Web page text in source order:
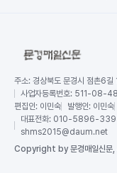
주소: 경상북도 문경시 점촌6길
사업자등록번호: 511-08-
편집인: 이민숙 발행인: 이민숙
대표전화: 010-5896-
shms2015@daum.net
Copyright by 문경매일신문,